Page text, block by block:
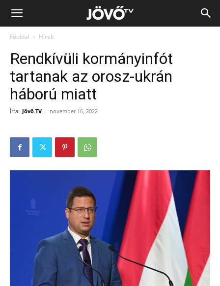
Jövő
Főoldal Hírek
Rendkívüli kormányinfót
tartanak az orosz-ukrán
háború miatt
Írta: Jövő TV - november 16, 2022